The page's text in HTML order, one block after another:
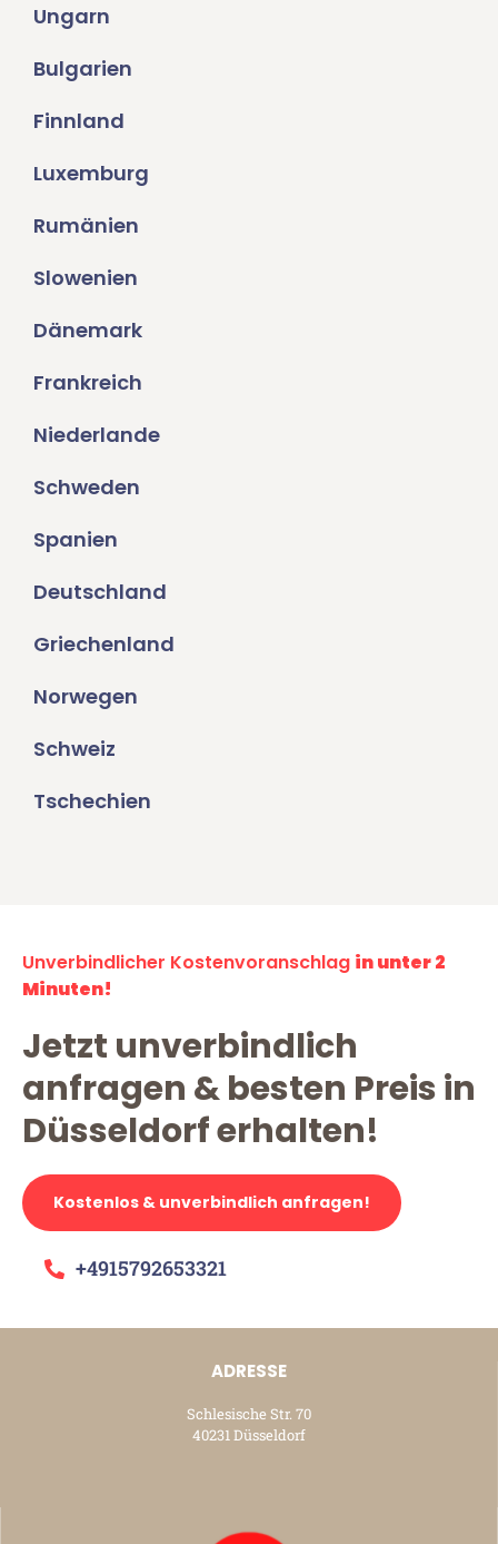
Ungarn
Bulgarien
Finnland
Luxemburg
Rumänien
Slowenien
Dänemark
Frankreich
Niederlande
Schweden
Spanien
Deutschland
Griechenland
Norwegen
Schweiz
Tschechien
Unverbindlicher Kostenvoranschlag in unter 2
Minuten!
Jetzt unverbindlich
anfragen & besten Preis in
Düsseldorf erhalten!
Kostenlos & unverbindlich anfragen!
+4915792653321
ADRESSE
Schlesische Str. 70
40231 Düsseldorf